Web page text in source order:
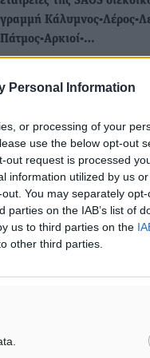
Personal Information
or processing of your
use the below opt-out
out request is processed
information utilized by us
You may separately
on the IAB’s list of
us to third parties on the
other third parties.
γραμμή Κάλυμνος-Λέρος-
Πάτμος-Αρκιοί-…
εγκρίθηκε η αξιολόγηση
Προκήρυξης ανοικτού
Ξεκινά ο
αντικειμενικών αξιών σε 12
Δήμους, στη λίστα Ρόδος,
Λέρος Κάρπαθος
Στους πιστοποιημένους